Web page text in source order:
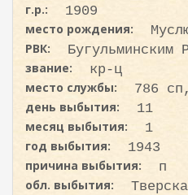
г.р.:
1909
место рождения:
РВК:
Бугульминским
звание:
кр-ц
место службы:
786
день выбытия:
11
месяц выбытия:
1
год выбытия:
1943
причина выбытия:
п
обл. выбытия: